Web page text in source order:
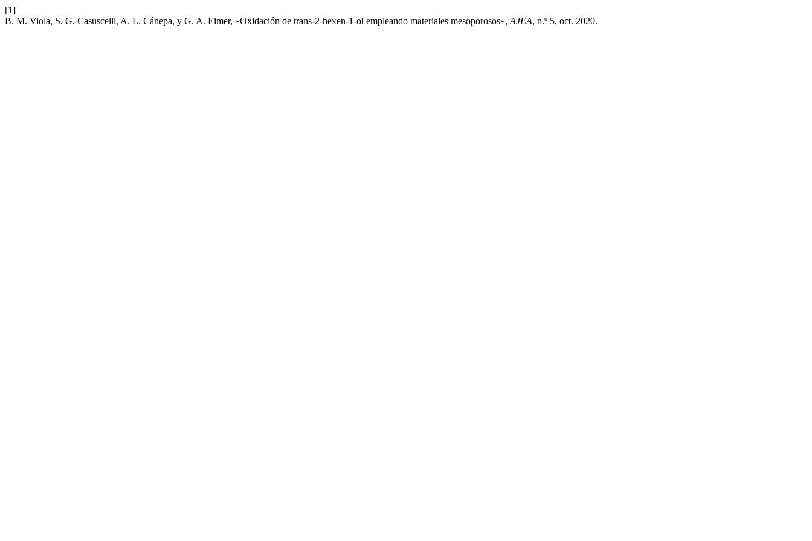
[1]
B. M. Viola, S. G. Casuscelli, A. L. Cánepa, y G. A. Eimer, «Oxidación de trans-2-hexen-1-ol empleando materiales mesoporosos», AJEA, n.º 5, oct. 2020.